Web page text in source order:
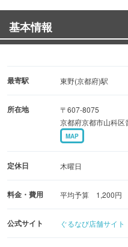
営業時間 月・火・水曜日
金・土・日曜日11:00
店)
ランチ・ディナー同じメニ
定休日 毎週木曜日です。
基本情報
最寄駅 東野(京都府)駅
所在地
〒607-8075
京都府京都市山科区
MAP
定休日 木曜日
料金・費用 平均予算 1,200円
公式サイト ぐるなび店舗サイト